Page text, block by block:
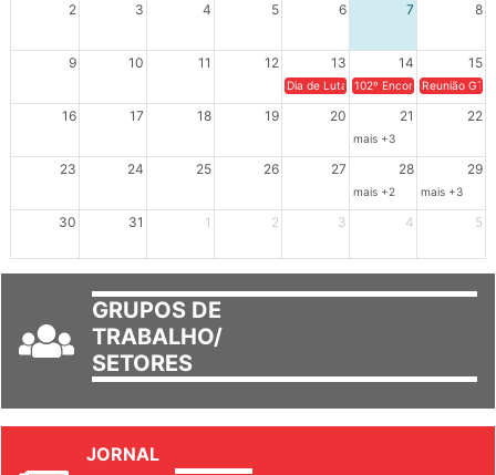
2 3 4 5 6 7 8
9 10 11 12 13 14 15
Dia de Luta em Defesa de Cuba e da
102º Encontro da
Reunião
16 17 18 19 20 21 22
mais +3
23 24 25 26 27 28 29
mais +2 mais +3
30 31 1 2 3 4 5
GRUPOS DE
TRABALHO/
SETORES
JORNAL